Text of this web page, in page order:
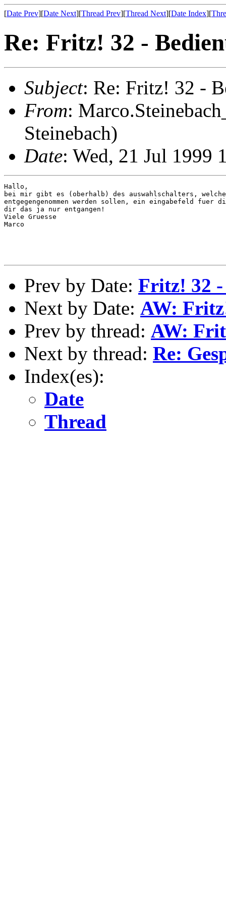
[Date Prev][Date Next][Thread Prev][Thread Next][Date Index][
Re: Fritz! 32 -
Subject: Re: Fritz! 32 -
From:
Steinebach)
Date: Wed, 21 Jul 1999
Hallo,
bei mir gibt es (oberhalb) des auswahlschalters,
entgegengenommen werden sollen, ein eingabefeld
dir das ja nur entgangen!
Viele Gruesse
Marco
Prev by Date: Fritz! 32 -
Next by Date: AW:
Prev by thread: AW:
Next by thread: Re:
Index(es):
Date
Thread